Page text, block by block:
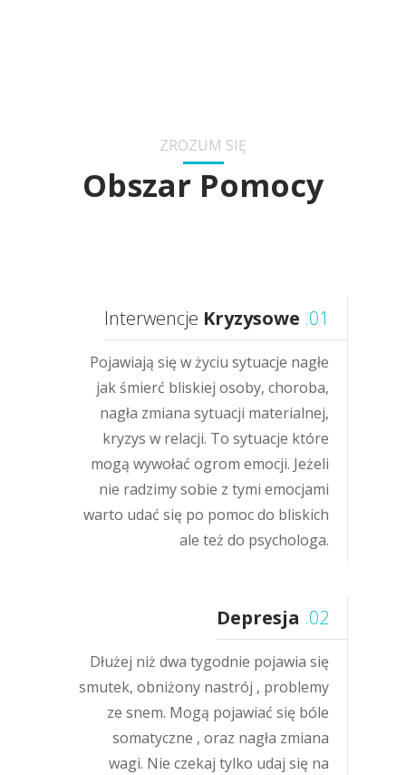
ZROZUM SIĘ
Obszar Pomocy
Interwencje Kryzysowe .01
Pojawiają się w życiu sytuacje nagłe
jak śmierć bliskiej osoby, choroba,
nagła zmiana sytuacji materialnej,
kryzys w relacji. To sytuacje które
mogą wywołać ogrom emocji. Jeżeli
nie radzimy sobie z tymi emocjami
warto udać się po pomoc do bliskich
ale też do psychologa.
Depresja .02
Dłużej niż dwa tygodnie pojawia się
smutek, obniżony nastrój , problemy
ze snem. Mogą pojawiać się bóle
somatyczne , oraz nagła zmiana
wagi. Nie czekaj tylko udaj się na